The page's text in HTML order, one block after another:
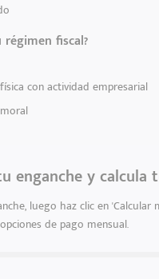
régimen fiscal?
con actividad empresarial
enganche y calcula
luego haz clic en 'Calcular
de pago mensual.